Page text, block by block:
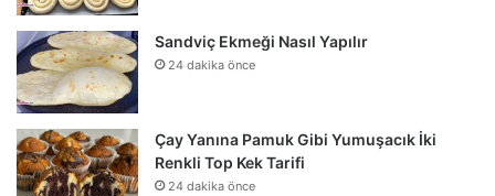
Sandviç Ekmeği Nasıl Yapılır
24 dakika önce
Çay Yanına Pamuk Gibi Yumuşacık İki
Renkli Top Kek Tarifi
24 dakika önce